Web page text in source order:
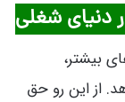
بیشتر،
از این رو حق